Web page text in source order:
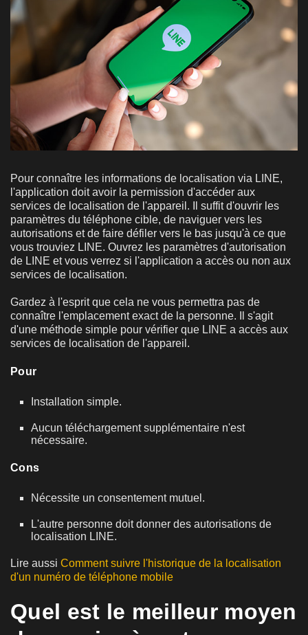
Pour connaître les informations de localisation via LINE,
l'application doit avoir la permission d'accéder aux
services de localisation de l'appareil. Il suffit d'ouvrir les
paramètres du téléphone cible, de naviguer vers les
autorisations et de faire défiler vers le bas jusqu'à ce que
vous trouviez LINE. Ouvrez les paramètres d'autorisation
de LINE et vous verrez si l'application a accès ou non aux
services de localisation.
Gardez à l'esprit que cela ne vous permettra pas de
connaître l'emplacement exact de la personne. Il s'agit
d'une méthode simple pour vérifier que LINE a accès aux
services de localisation de l'appareil.
Pour
Installation simple.
Aucun téléchargement supplémentaire n'est
nécessaire.
Cons
Nécessite un consentement mutuel.
L'autre personne doit donner des autorisations de
localisation LINE.
Lire aussi Comment suivre l'historique de la localisation
d'un numéro de téléphone mobile
Quel est le meilleur moyen